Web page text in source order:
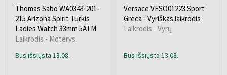
Thomas Sabo WA0343-201-
215 Arizona Spirit Türkis
Ladies Watch 33mm 5ATM
Laikrodis - Moterys
Bus išsiųsta 13.08.
Versace VESO01223 Sport
Greca - Vyriškas laikrodis
Laikrodis - Vyrų
Bus išsiųsta 13.08.